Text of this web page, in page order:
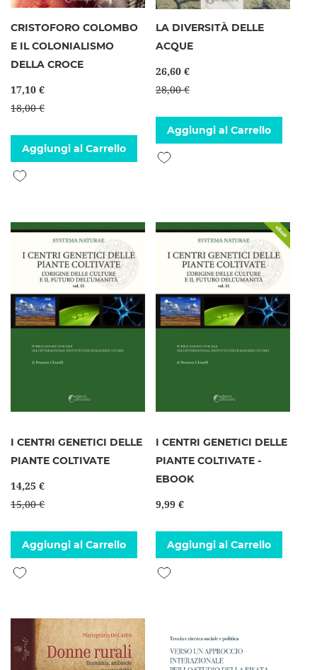
CRISTOFORO COLOMBO
E IL COLONIALISMO
DELLA CROCE
17,10 €
18,00 €
Aggiungi al Carrello
Aggiungi alla lista desideri
LA DIVERSITÀ DELLE
ACQUE
26,60 €
28,00 €
Aggiungi al Carrello
Aggiungi alla lista desideri
I CENTRI GENETICI DELLE
PIANTE COLTIVATE
14,25 €
15,00 €
Aggiungi al Carrello
Aggiungi alla lista desideri
I CENTRI GENETICI DELLE
PIANTE COLTIVATE -
EBOOK
9,99 €
Aggiungi al Carrello
Aggiungi alla lista desideri